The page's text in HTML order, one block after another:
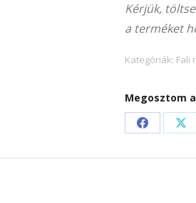
(21×30
cm)
álló
mennyiség
Kérjük,
a terméket
Kategóriák: Fali
Megosztom
Share
on
on